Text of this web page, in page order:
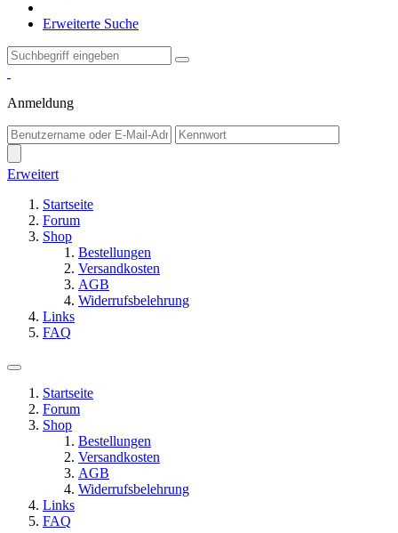
Erweiterte Suche
Anmeldung
Erweitert
Startseite
Forum
Shop
Bestellungen
Versandkosten
AGB
Widerrufsbelehrung
Links
FAQ
Startseite
Forum
Shop
Bestellungen
Versandkosten
AGB
Widerrufsbelehrung
Links
FAQ